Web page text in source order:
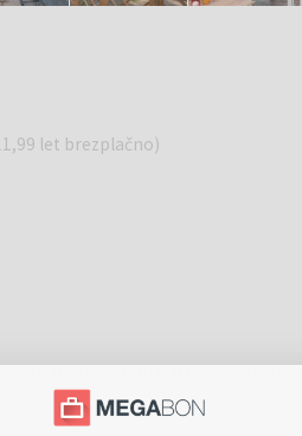
let brezplačno)
namizni tenis, street workout;